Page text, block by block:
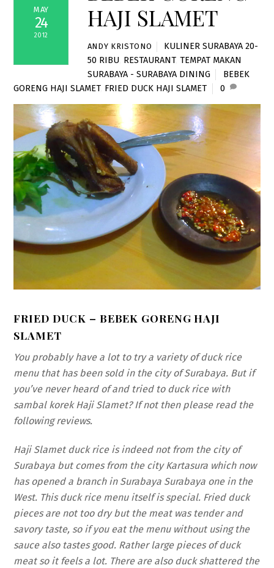
MAY
24
2012
HAJI SLAMET
ANDY KRISTONO
KULINER SURABAYA 20-
50 RIBU, RESTAURANT, TEMPAT MAKAN
SURABAYA - SURABAYA DINING
BEBEK
GORENG HAJI SLAMET, FRIED DUCK HAJI SLAMET 0
FRIED DUCK – BEBEK GORENG HAJI
SLAMET
You probably have a lot to try a variety of duck rice
menu that has been sold in the city of Surabaya. But if
you’ve never heard of and tried to duck rice with
sambal korek Haji Slamet? If not then please read the
following reviews.
Haji Slamet duck rice is indeed not from the city of
Surabaya but comes from the city Kartasura which now
has opened a branch in Surabaya Surabaya one in the
West. This duck rice menu itself is special. Fried duck
pieces are not too dry but the meat was tender and
savory taste, so if you eat the menu without using the
sauce also tastes good. Rather large pieces of duck
meat so it feels a lot. There are also duck shattered the